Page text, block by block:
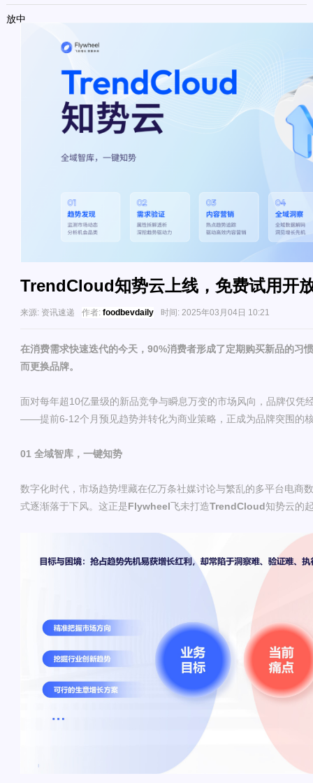
放中
TrendCloud知势云上线，免费试用开
来源: 资讯速递 作者: foodbevdaily 时间: 2025年03月04日 10:21
在消费需求快速迭代的今天，90%消费者形成了定期购买新品的习
而更换品牌。
面对每年超10亿量级的新品竞争与瞬息万变的市场风向，品牌仅凭
——提前6-12个月预见趋势并转化为商业策略，正成为品牌突围的
01 全域智库，一键知势
数字化时代，市场趋势埋藏在亿万条社媒讨论与繁乱的多平台电商
式逐渐落于下风。这正是Flywheel飞未打造TrendCloud知势云的